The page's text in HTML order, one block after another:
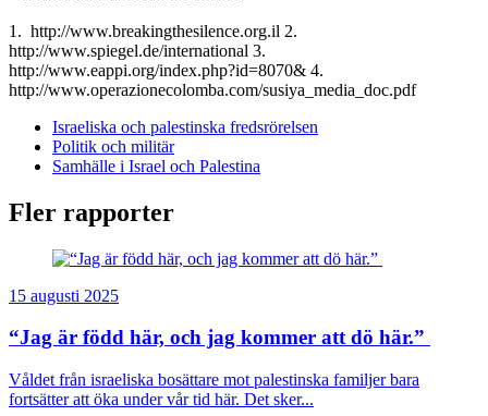
1. http://www.breakingthesilence.org.il 2.
http://www.spiegel.de/international 3.
http://www.eappi.org/index.php?id=8070& 4.
http://www.operazionecolomba.com/susiya_media_doc.pdf
Israeliska och palestinska fredsrörelsen
Politik och militär
Samhälle i Israel och Palestina
Fler rapporter
15 augusti 2025
“Jag är född här, och jag kommer att dö här.”
Våldet från israeliska bosättare mot palestinska familjer bara
fortsätter att öka under vår tid här. Det sker...